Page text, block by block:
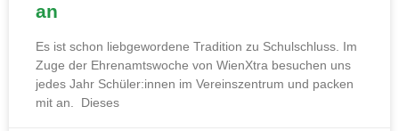
an
Es ist schon liebgewordene Tradition zu Schulschluss. Im
Zuge der Ehrenamtswoche von WienXtra besuchen uns
jedes Jahr Schüler:innen im Vereinszentrum und packen
mit an. Dieses